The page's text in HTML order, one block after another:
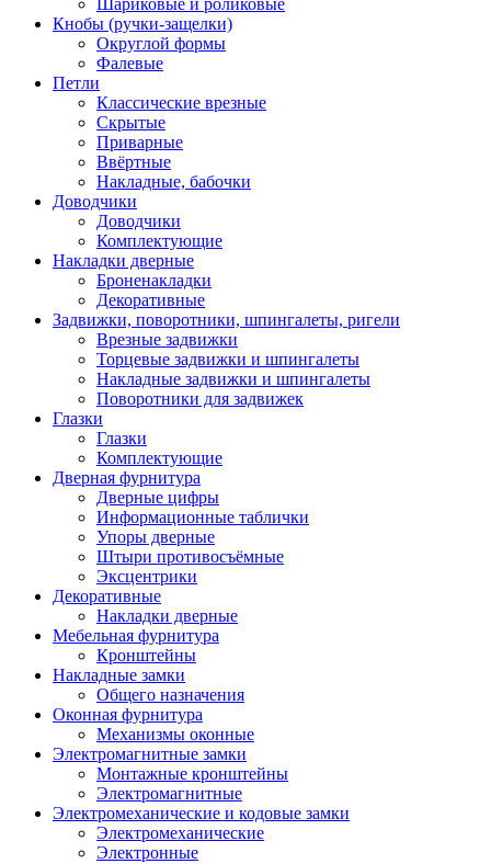
Шариковые и роликовые
Кнобы (ручки-защелки)
Округлой формы
Фалевые
Петли
Классические врезные
Скрытые
Приварные
Ввёртные
Накладные, бабочки
Доводчики
Доводчики
Комплектующие
Накладки дверные
Броненакладки
Декоративные
Задвижки, поворотники, шпингалеты, ригели
Врезные задвижки
Торцевые задвижки и шпингалеты
Накладные задвижки и шпингалеты
Поворотники для задвижек
Глазки
Глазки
Комплектующие
Дверная фурнитура
Дверные цифры
Информационные таблички
Упоры дверные
Штыри противосъёмные
Эксцентрики
Декоративные
Накладки дверные
Мебельная фурнитура
Кронштейны
Накладные замки
Общего назначения
Оконная фурнитура
Механизмы оконные
Электромагнитные замки
Монтажные кронштейны
Электромагнитные
Электромеханические и кодовые замки
Электромеханические
Электронные